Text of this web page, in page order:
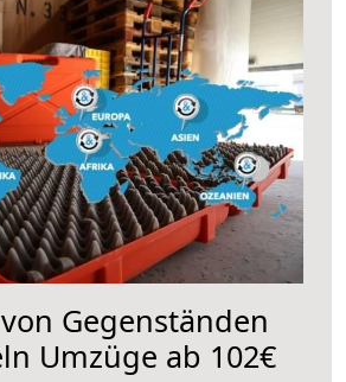
Gegenständen
Umzüge ab 102€